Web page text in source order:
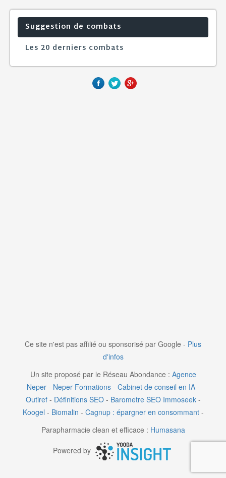
Suggestion de combats
Les 20 derniers combats
Ce site n'est pas affilié ou sponsorisé par Google - Plus
d'infos
Un site proposé par le Réseau Abondance : Agence
Neper- Neper Formations- Cabinet de conseil en IA-
Outiref- Définitions SEO- Barometre SEO Immoseek-
Koogel - Biomalin - Cagnup : épargner en consommant-
Parapharmacie clean et efficace : Humasana
Powered by